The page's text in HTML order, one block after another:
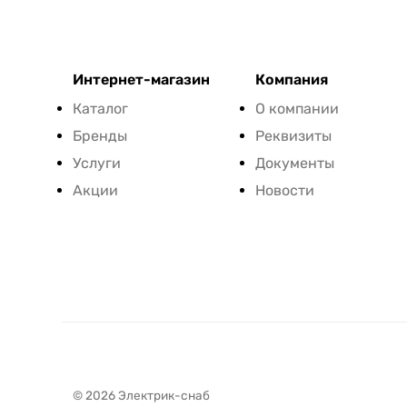
Интернет-магазин
Каталог
Бренды
Услуги
Акции
Компания
О компании
Реквизиты
Документы
Новости
© 2026 Электрик-снаб